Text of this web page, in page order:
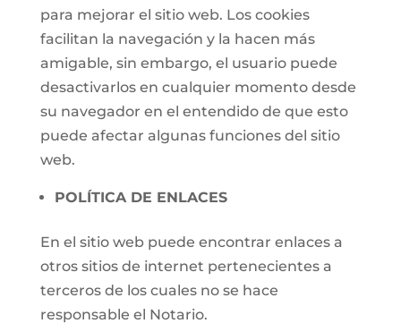
para mejorar el sitio web. Los cookies
facilitan la navegación y la hacen más
amigable, sin embargo, el usuario puede
desactivarlos en cualquier momento desde
su navegador en el entendido de que esto
puede afectar algunas funciones del sitio
web.
POLÍTICA DE ENLACES
En el sitio web puede encontrar enlaces a
otros sitios de internet pertenecientes a
terceros de los cuales no se hace
responsable el Notario.